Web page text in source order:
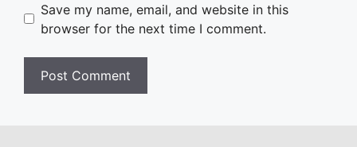
Save my name, email, and website in this
browser for the next time I comment.